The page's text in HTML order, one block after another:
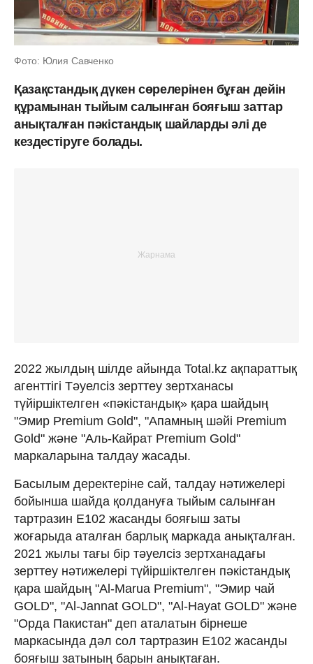
Фото: Юлия Савченко
Қазақстандық дүкен сөрелерінен бұған дейін
құрамынан тыйым салынған бояғыш заттар
анықталған пәкістандық шайларды әлі де
кездестіруге болады.
2022 жылдың шілде айында Total.kz ақпараттық
агенттігі Тәуелсіз зерттеу зертханасы
түйіршіктелген «пәкістандық» қара шайдың
"Эмир Premium Gold", "Апамның шәйі Premium
Gold" және "Аль-Кайрат Premium Gold"
маркаларына талдау жасады.
Басылым деректеріне сай, талдау нәтижелері
бойынша шайда қолдануға тыйым салынған
тартразин Е102 жасанды бояғыш заты
жоғарыда аталған барлық маркада анықталған.
2021 жылы тағы бір тәуелсіз зертханадағы
зерттеу нәтижелері түйіршіктелген пәкістандық
қара шайдың "Al-Marua Premium", "Эмир чай
GOLD", "Al-Jannat GOLD", "Al-Hayat GOLD" және
"Орда Пакистан" деп аталатын бірнеше
маркасында дәл сол тартразин Е102 жасанды
бояғыш затының барын анықтаған.